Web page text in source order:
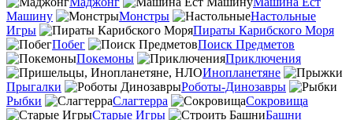
Машину
Монстры
Настольные
Игры
Пираты Карибского Моря
Побег
Поиск Предметов
Покемоны
Приключения
Инопланетяне
Прыгалки
Роботы-Динозавры
Рыбки
Слагтерра
Сокровища
Старые Игры
Башни